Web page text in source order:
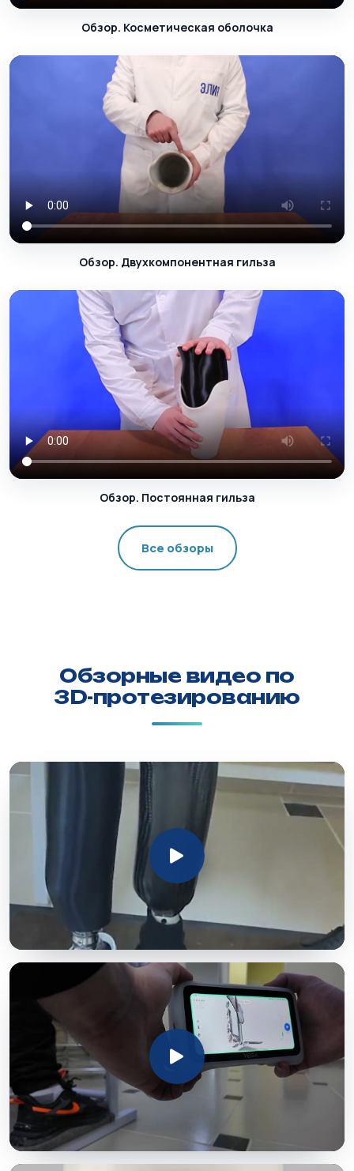
Обзор. Косметическая оболочка
Обзор. Двухкомпонентная гильза
Обзор. Постоянная гильза
Все обзоры
Обзорные видео по
3D-протезированию